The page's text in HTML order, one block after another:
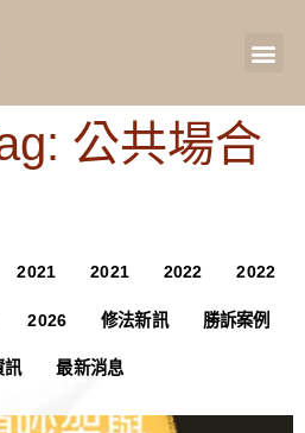
公共場合
2021 2021 2022 2022
2026 修法新訊 勝訴案例
訊 最新消息